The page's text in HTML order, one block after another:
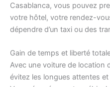
Casablanca, vous pouvez
votre hôtel, votre rendez-
dépendre d’un taxi ou des
Gain de temps et liberté
Avec une voiture de location
évitez les longues attentes